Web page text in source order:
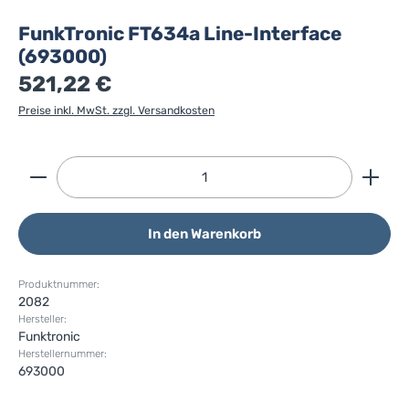
FunkTronic FT634a Line-Interface
(693000)
521,22 €
Preise inkl. MwSt. zzgl. Versandkosten
Produkt Anzahl: Gib den gewünschten Wert ein
In den Warenkorb
Produktnummer:
2082
Hersteller:
Funktronic
Herstellernummer:
693000